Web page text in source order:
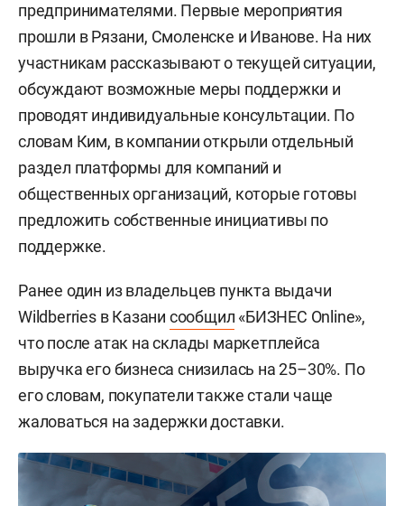
предпринимателями. Первые мероприятия
прошли в Рязани, Смоленске и Иванове. На них
участникам рассказывают о текущей ситуации,
обсуждают возможные меры поддержки и
проводят индивидуальные консультации. По
словам Ким, в компании открыли отдельный
раздел платформы для компаний и
общественных организаций, которые готовы
предложить собственные инициативы по
поддержке.
Ранее один из владельцев пункта выдачи
Wildberries в Казани сообщил «БИЗНЕС Online»,
что после атак на склады маркетплейса
выручка его бизнеса снизилась на 25–30%. По
его словам, покупатели также стали чаще
жаловаться на задержки доставки.